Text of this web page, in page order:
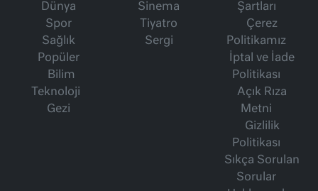
Dünya
Spor
Sağlık
Popüler
Bilim
Teknoloji
Gezi
Sinema
Tiyatro
Sergi
Şartları
Çerez
Politikamız
İptal ve İade
Politikası
Açık Rıza
Metni
Gizlilik
Politikası
Sıkça Sorulan
Sorular